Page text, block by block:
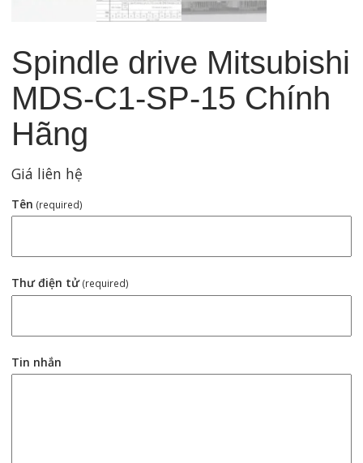
Spindle drive Mitsubishi
MDS-C1-SP-15 Chính
Hãng
Giá liên hệ
Tên (required)
Thư điện tử (required)
Tin nhắn